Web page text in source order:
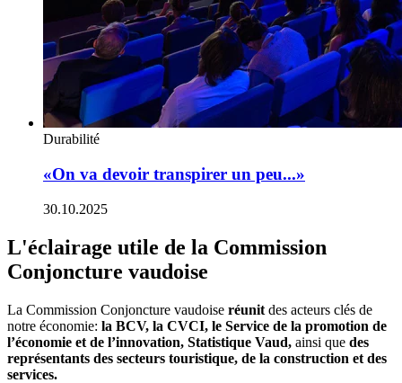
Durabilité
«On va devoir transpirer un peu...»
30.10.2025
L'éclairage utile de la Commission
Conjoncture vaudoise
La Commission Conjoncture vaudoise réunit des acteurs clés de
notre économie: la BCV, la CVCI, le Service de la promotion de
l’économie et de l’innovation, Statistique Vaud, ainsi que des
représentants des secteurs touristique, de la construction et des
services.